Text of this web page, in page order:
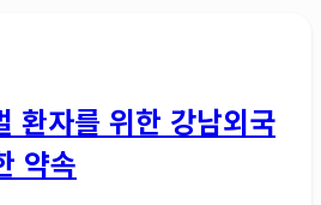
환자를 위한 강남외국
약속